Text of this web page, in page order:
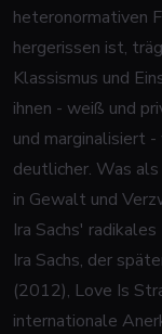
heteronormativen
hergerissen ist,
Klassismus und
ihnen - weiß und
und marginalisiert
deutlicher. Was
in Gewalt und
Ira Sachs'
Ira Sachs, der
(2012), Love Is
internationale